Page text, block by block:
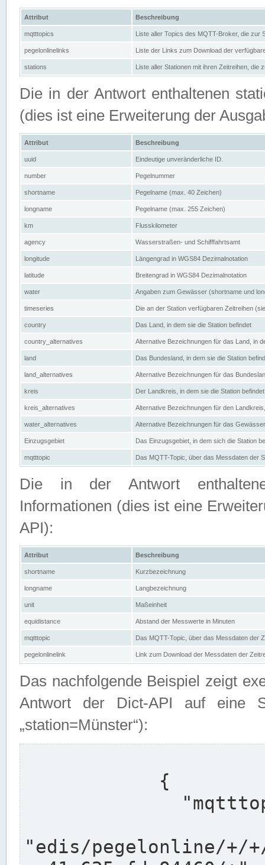
Attribut Beschreibung
mqtttopics Liste aller Topics des MQTT-Broker, die zur
pegelonlinelinks Liste der Links zum Download der
stations Liste aller Stationen mit ihren Zeitreihen, die
Die in der Antwort enthaltenen
(dies ist eine Erweiterung der
Attribut Beschreibung
uuid Eindeutige unveränderliche ID.
number Pegelnummer
shortname Pegelname (max. 40 Zeichen)
longname Pegelname (max. 255 Zeichen)
km Flusskilometer
agency Wasserstraßen- und Schifffahrtsamt
longitude Längengrad in WGS84 Dezimalnotation
latitude Breitengrad in WGS84 Dezimalnotation
water Angaben zum Gewässer (shortname und
timeseries Die an der Station verfügbaren Zeitreihen
country Das Land, in dem sie die Station befindet
country_alternatives Alternative Bezeichnungen für das Land, in
land Das Bundesland, in dem sie die Station
land_alternatives Alternative Bezeichnungen für das
kreis Der Landkreis, in dem sie die Station befindet
kreis_alternatives Alternative Bezeichnungen für den
water_alternatives Alternative Bezeichnungen für das
Einzugsgebiet Das Einzugsgebiet, in dem sich die Station
mqtttopic Das MQTT-Topic, über das Messdaten der
Die in der Antwort
Informationen (dies ist eine
API):
Attribut Beschreibung
shortname Kurzbezeichnung
longname Langbezeichnung
unit Maßeinheit
equidistance Abstand der Messwerte in Minuten
mqtttopic Das MQTT-Topic, über das Messdaten der
pegelonlinelink Link zum Download der Messdaten der
Das nachfolgende Beispiel zeigt
Antwort der Dict-API auf eine
„station=Münster“):
"edis/pegelonline/+/